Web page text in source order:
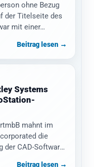
ohne Bezug
der Titelseite des
mit einer…
Beitrag lesen →
Systems
mahnt im
die
der CAD-Software
Beitrag lesen →